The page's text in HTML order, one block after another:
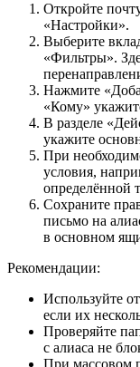
Откройте
«Настройки».
Выберите
«Фильтры».
Нажмите
«Кому»
В разделе
укажите
При
условия,
определённой
Сохраните
письмо на
в основном
Рекомендации:
Используйте
если их
Проверяйте
с алиаса не
При массовом